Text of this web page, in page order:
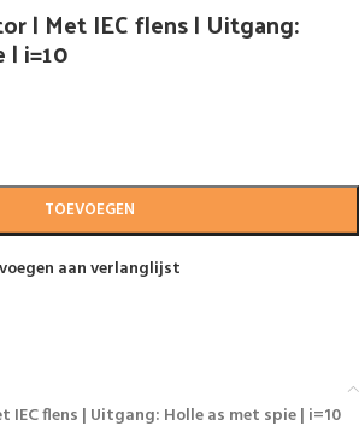
| Met IEC flens | Uitgang:
| i=10
TOEVOEGEN
aan verlanglijst
flens | Uitgang: Holle as met spie | i=10